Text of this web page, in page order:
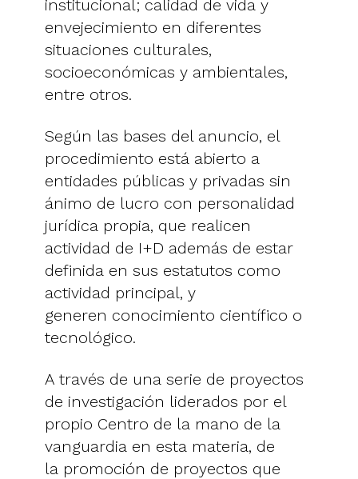
institucional; calidad de vida y
envejecimiento en diferentes
situaciones culturales,
socioeconómicas y ambientales,
entre otros.
Según las bases del anuncio, el
procedimiento está abierto a
entidades públicas y privadas sin
ánimo de lucro con personalidad
jurídica propia, que realicen
actividad de I+D además de estar
definida en sus estatutos como
actividad principal, y
generen conocimiento científico o
tecnológico.
A través de una serie de proyectos
de investigación liderados por el
propio Centro de la mano de la
vanguardia en esta materia, de
la promoción de proyectos que